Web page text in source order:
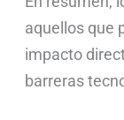
aquellos que
impacto
barreras